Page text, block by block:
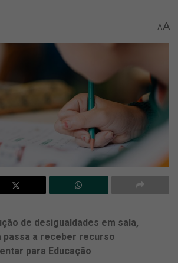
AA
de desigualdades em sala,
passa a receber recurso
para Educação